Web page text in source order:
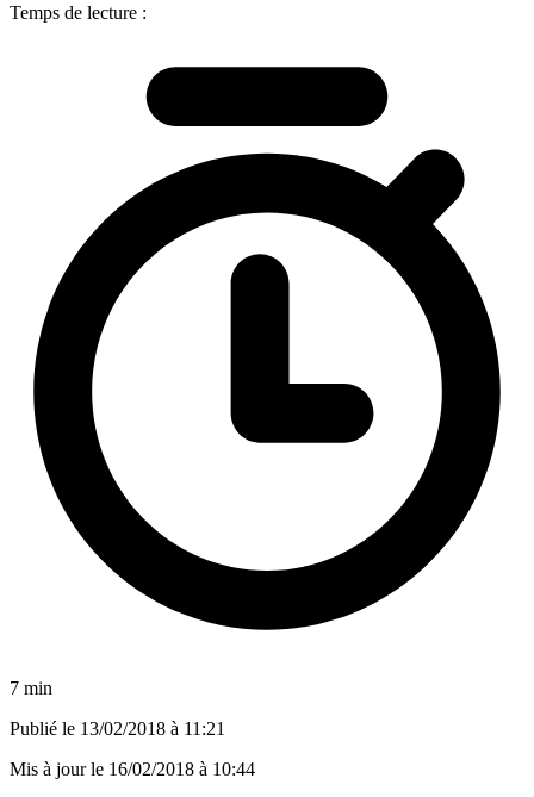
Temps de lecture :
7 min
Publié le 13/02/2018 à 11:21
Mis à jour le 16/02/2018 à 10:44